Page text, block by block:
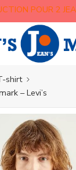
POUR 2
shirt
– Levi’s